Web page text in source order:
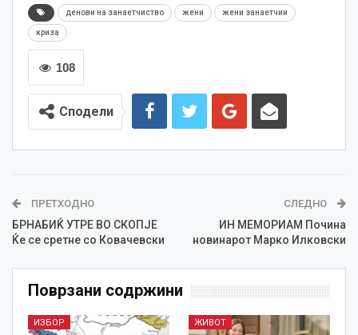
денови на занаетчиство жени жени занаетчии
криза
108
Сподели
ПРЕТХОДНО
БРНАБИЌ УТРЕ ВО СКОПЈЕ
Ќе се сретне со Ковачевски
СЛЕДНО
ИН МЕМОРИАМ Почина
новинарот Марко Илковски
Поврзани содржини
ИЗБОР ЖИВОТ